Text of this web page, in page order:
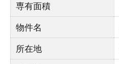
専有面積
物件名
所在地